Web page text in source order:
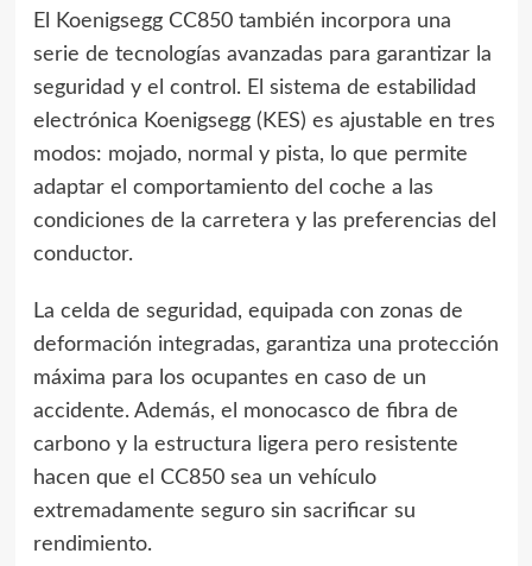
El Koenigsegg CC850 también incorpora una
serie de tecnologías avanzadas para garantizar la
seguridad y el control. El sistema de estabilidad
electrónica Koenigsegg (KES) es ajustable en tres
modos: mojado, normal y pista, lo que permite
adaptar el comportamiento del coche a las
condiciones de la carretera y las preferencias del
conductor.
La celda de seguridad, equipada con zonas de
deformación integradas, garantiza una protección
máxima para los ocupantes en caso de un
accidente. Además, el monocasco de fibra de
carbono y la estructura ligera pero resistente
hacen que el CC850 sea un vehículo
extremadamente seguro sin sacrificar su
rendimiento.